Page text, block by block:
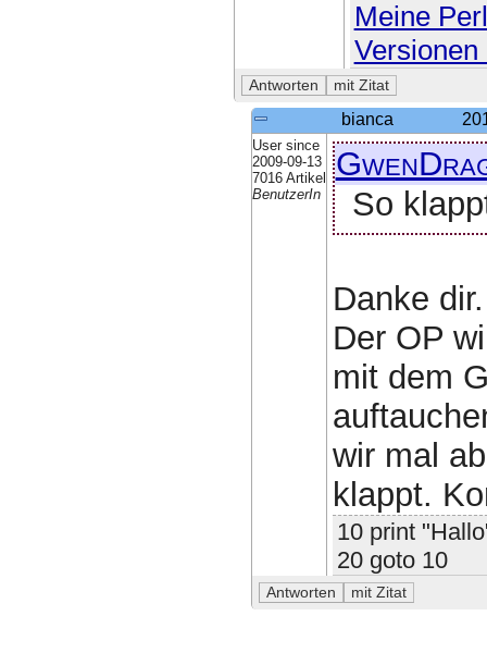
Meine
bianca
User since
2009-09-13
7016 Artikel
BenutzerIn
So
Danke dir.
Der OP
mit dem
wir mal
klappt.
10 print
20 goto 10